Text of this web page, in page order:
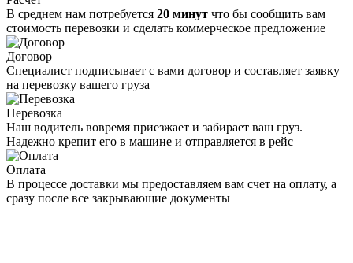
В среднем нам потребуется 20 минут что бы сообщить вам
стоимость перевозки и сделать коммерческое предложение
Договор
Специалист подписывает с вами договор и составляет заявку
на перевозку вашего груза
Перевозка
Наш водитель вовремя приезжает и забирает ваш груз.
Надежно крепит его в машине и отправляется в рейс
Оплата
В процессе доставки мы предоставляем вам счет на оплату, а
сразу после все закрывающие документы